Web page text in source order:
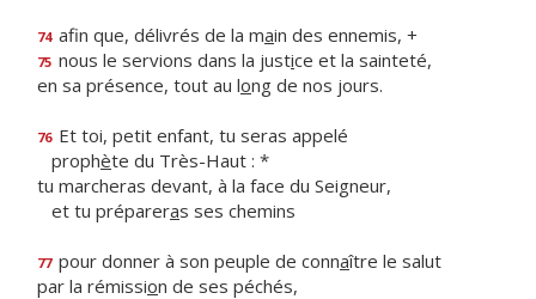
74 afin que, délivrés de la main des ennemis, +
75 nous le servions dans la justice et la sainteté,
en sa présence, tout au long de nos jours.
76 Et toi, petit enfant, tu seras appelé
prophète du Très-Haut : *
tu marcheras devant, à la face du Seigneur,
et tu prépareras ses chemins
77 pour donner à son peuple de connaître le salut
par la rémission de ses péchés,